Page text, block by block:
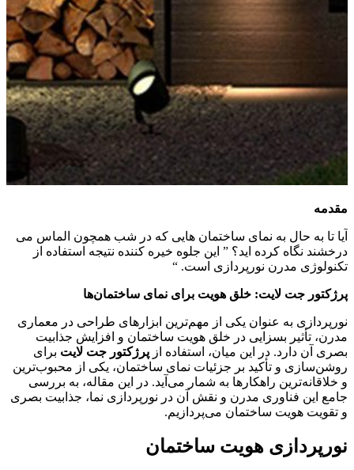
مقدمه
آیا تا به حال به نمای ساختمان هایی که در شب همچون الماس می
درخشند نگاه کرده اید؟ ” این جلوه خیره کننده نتیجه استفاده از
تکنولوژی مدرن نورپردازی است. “
پرژکتور جت لایت: خلق هویت برای نمای ساختمان‌ها
نورپردازی به عنوان یکی از مهم‌ترین ابزارهای طراحی در معماری
مدرن، تأثیر بسزایی در خلق هویت ساختمان و افزایش جذابیت
بصری آن دارد. در این میان، استفاده از پرژکتور جت لایت برای
روشن‌سازی و تأکید بر جزئیات نمای ساختمان، یکی از محبوب‌ترین
و خلاقانه‌ترین راهکارها به شمار می‌آید. در این مقاله، به بررسی
جامع این فناوری مدرن و نقش آن در نورپردازی نما، جذابیت بصری
و تقویت هویت ساختمان می‌پردازیم.
نورپردازی هویت ساختمان